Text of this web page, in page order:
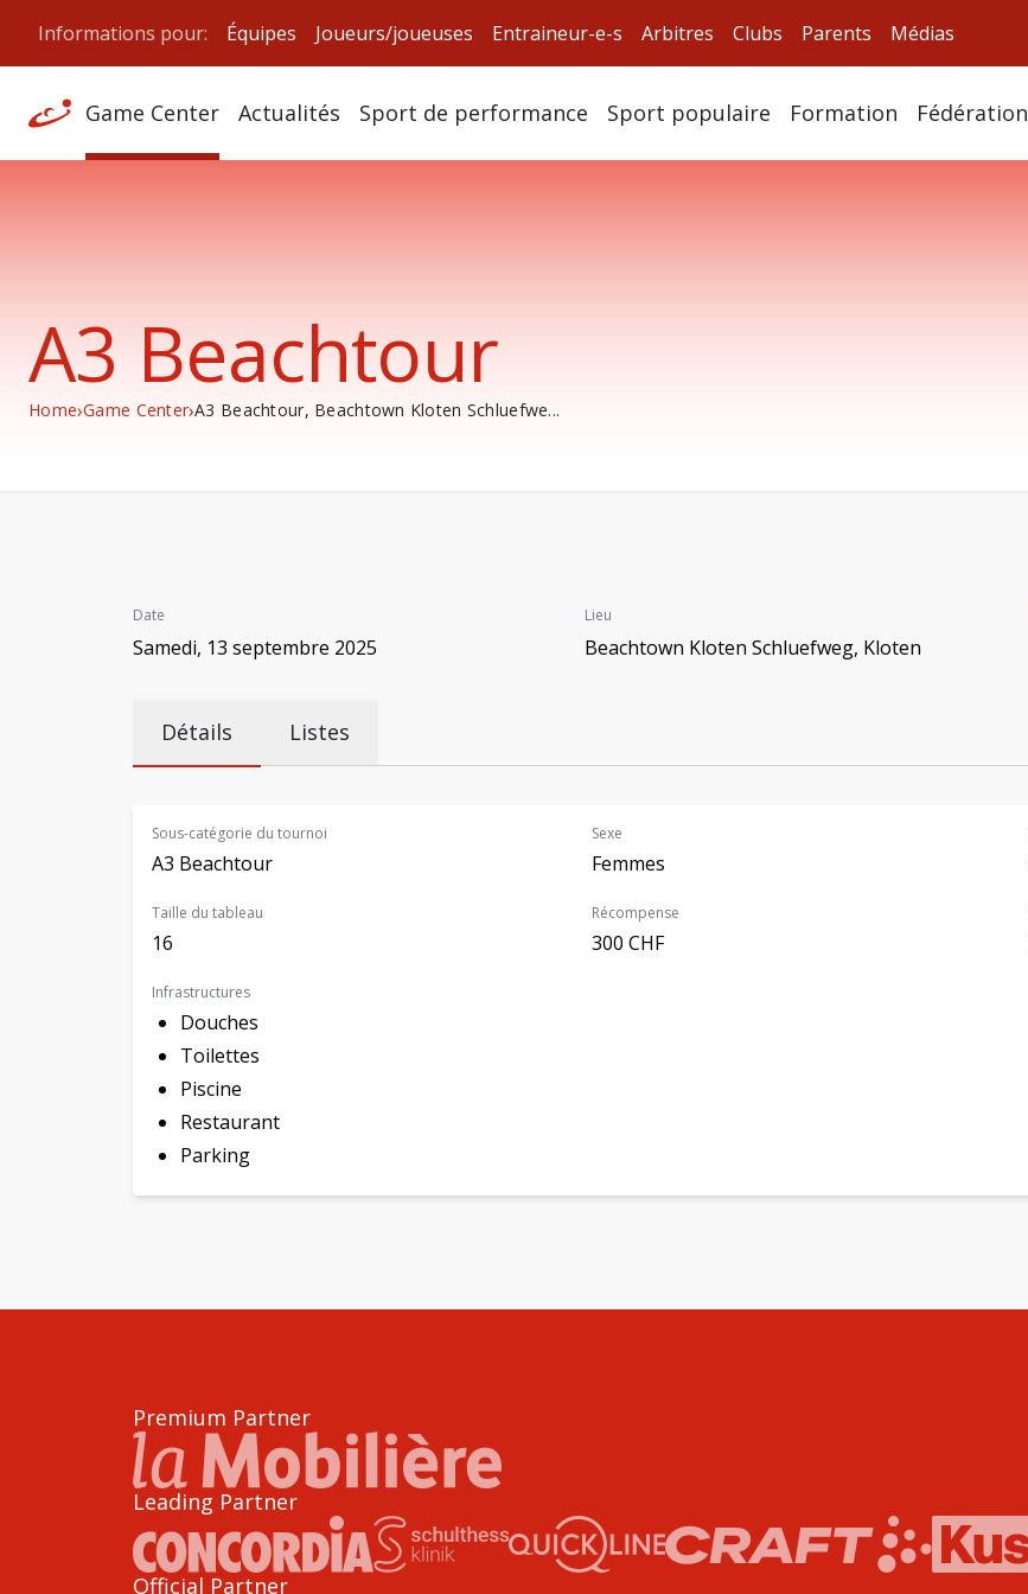
Informations pour: Équipes Joueurs/joueuses Entraineur-e-s Arbitres Clubs Parents Médias
Game Center Actualités Sport de performance Sport populaire Formation Fédération
A3 Beachtour
Home›Game Center›A3 Beachtour, Beachtown Kloten Schluefwe...
Date
Samedi, 13 septembre 2025
Lieu
Beachtown Kloten Schluefweg, Kloten
Détails Listes
Sous-catégorie du tournoi
A3 Beachtour
Sexe
Femmes
Taille du tableau
16
Récompense
300 CHF
Infrastructures
Douches
Toilettes
Piscine
Restaurant
Parking
Premium Partner
Leading Partner
Official Partner